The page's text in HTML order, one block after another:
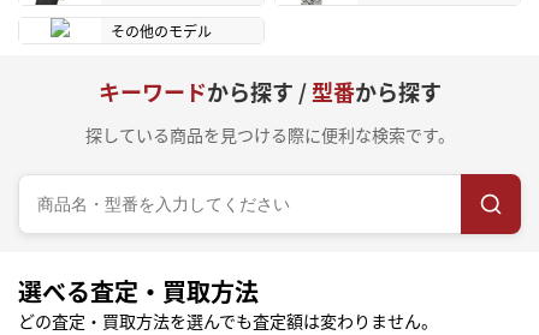
その他のモデル
キーワードから探す /型番から探す
探している商品を見つける際に便利な検索です。
選べる査定・買取方法
どの査定・買取方法を選んでも査定額は変わりません。